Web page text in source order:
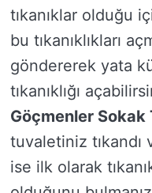
tıkanıklar olduğu
bu tıkanıklıkları
göndererek yata
tıkanıklığı
Göçmenler Sokak
tuvaletiniz tıkandı
ise ilk olarak